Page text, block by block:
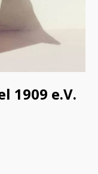
1909 e.V.